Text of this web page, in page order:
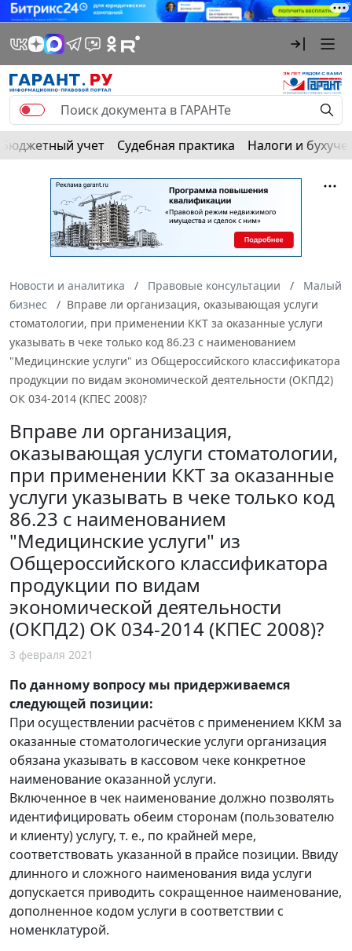
Бюджетный учет Судебная практика Налоги и
Новости и аналитика Правовые консультации
Малый
бизнес
Вправе ли организация, оказывающая услуги
стоматологии, при применении ККТ за оказанные услуги
указывать в чеке только код 86.23 с наименованием
"Медицинские услуги" из Общероссийского классификатора
продукции по видам экономической деятельности (ОКПД2)
ОК 034-2014 (КПЕС 2008)?
Вправе ли организация,
оказывающая услуги стоматологии,
при применении ККТ за оказанные
услуги указывать в чеке только код
86.23 с наименованием
"Медицинские услуги" из
Общероссийского классификатора
продукции по видам
экономической деятельности
(ОКПД2) ОК 034-2014 (КПЕС 2008)?
3 февраля 2021
По данному вопросу мы придерживаемся
следующей позиции:
При осуществлении расчётов с применением ККМ за
оказанные стоматологические услуги организация
обязана указывать в кассовом чеке конкретное
наименование оказанной услуги.
Включенное в чек наименование должно позволять
идентифицировать обеим сторонам (пользователю
и клиенту) услугу, т. е., по крайней мере,
соответствовать указанной в прайсе позиции. Ввиду
длинного и сложного наименования вида услуги
допускается приводить сокращенное наименование,
дополненное кодом услуги в соответствии с
номенклатурой.